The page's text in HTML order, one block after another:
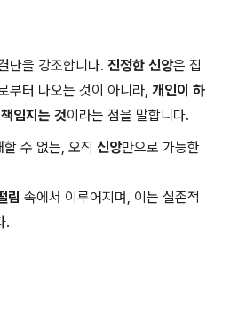
단을 강조합니다. 진정한 신앙은 집
부터 나오는 것이 아니라, 개인이 하
임지는 것이라는 점을 말합니다.
수 없는, 오직 신앙만으로 가능한
림 속에서 이루어지며, 이는 실존적
.